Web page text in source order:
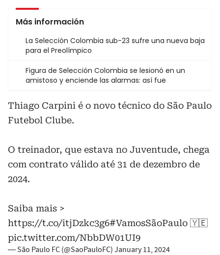
Más información
La Selección Colombia sub-23 sufre una nueva baja
para el Preolímpico
Figura de Selección Colombia se lesionó en un
amistoso y enciende las alarmas: así fue
Thiago Carpini é o novo técnico do São Paulo
Futebol Clube.
O treinador, que estava no Juventude, chega
com contrato válido até 31 de dezembro de
2024.
Saiba mais >
https://t.co/itjDzkc3g6#VamosSãoPaulo 🇾🇪
pic.twitter.com/NbbDW01UI9
— São Paulo FC (@SaoPauloFC) January 11, 2024